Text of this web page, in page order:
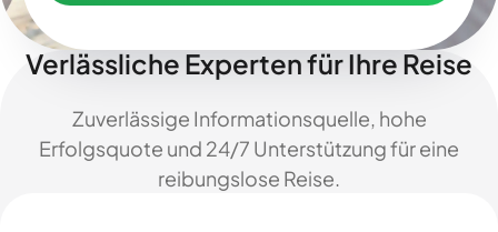
Verlässliche Experten für Ihre Reise
Zuverlässige Informationsquelle, hohe
Erfolgsquote und 24/7 Unterstützung für eine
reibungslose Reise.